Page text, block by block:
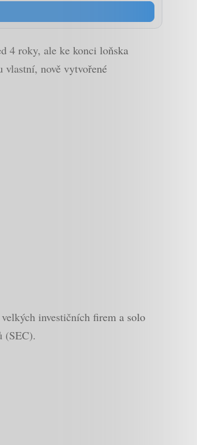
4 roky, ale ke konci loňska
nově vytvořené
investičních firem a solo
(SEC).